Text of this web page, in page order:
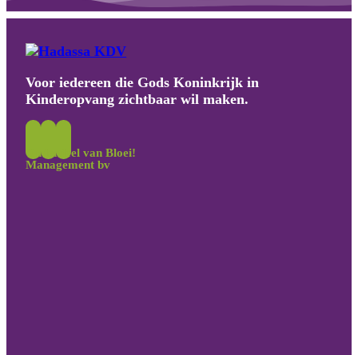
Onderdeel van Bloei!
Management bv
Voor iedereen die Gods Koninkrijk in
Kinderopvang zichtbaar wil maken.